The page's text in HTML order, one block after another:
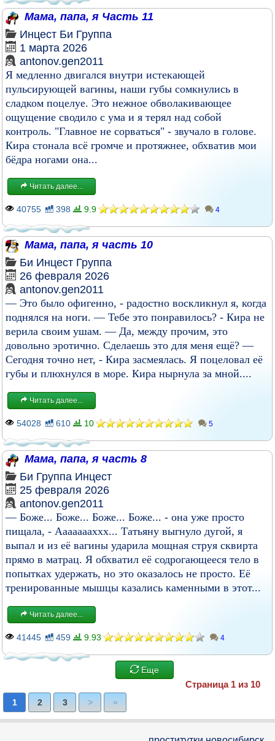
Мама, папа, я Часть 11
Инцест Би Группа
1 марта 2026
antonov.gen2011
Я медленно двигался внутри истекающей
пульсирующей вагины, наши губы сомкнулись в
сладком поцелуе. Это нежное обволакивающее
ощущение сводило с ума и я терял над собой
контроль. "Главное не сорваться" - звучало в голове.
Кира стонала всё громче и протяжнее, обхватив мои
бёдра ногами она...
Читать далее...
40755 398 9.9 4
Мама, папа, я часть 10
Би Инцест Группа
26 февраля 2026
antonov.gen2011
— Это было офигенно, - радостно воскликнул я, когда
поднялся на ноги. — Тебе это понравилось? - Кира не
верила своим ушам. — Да, между прочим, это
довольно эротично. Сделаешь это для меня ещё? —
Сегодня точно нет, - Кира засмеялась. Я поцеловал её
губы и плюхнулся в море. Кира нырнула за мной....
Читать далее...
54028 610 10 5
Мама, папа, я часть 8
Би Группа Инцест
25 февраля 2026
antonov.gen2011
— Боже... Боже... Боже... Боже... - она уже просто
пищала, - Аааааааххх... Татьяну выгнуло дугой, я
выпал и из её вагины ударила мощная струя сквирта
прямо в матрац. Я обхватил её содрогающееся тело в
попытках удержать, но это оказалось не просто. Её
тренированные мышцы казались каменными в этот...
Читать далее...
41445 459 9.93 4
Еще
Страница 1 из 10
1 2 3 > »